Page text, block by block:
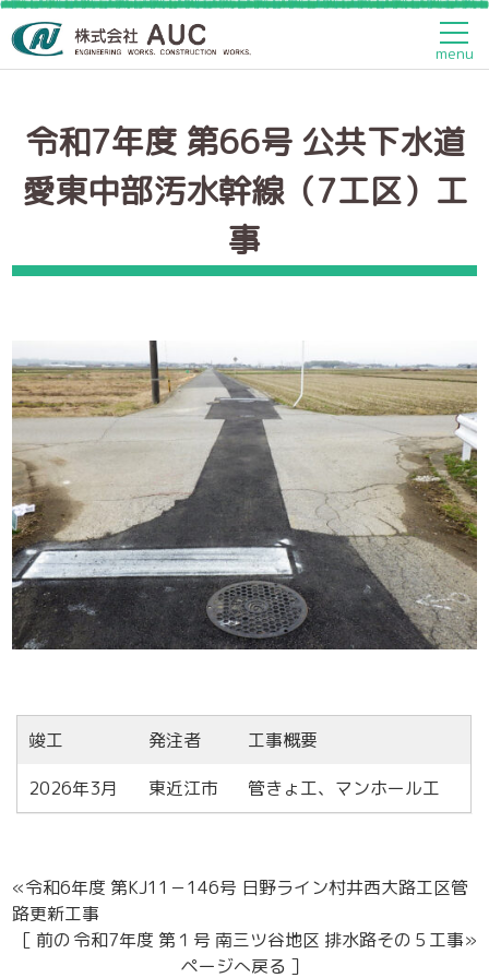
menu
トップページ>土木工事>令和7年度 第66号 公共下水道愛東
中部汚水幹線（7工区）工事
令和7年度 第66号 公共下水道
愛東中部汚水幹線（7工区）工
事
竣工 発注者
工事概要
2026年3月
東近江市 管きょ工、マンホール工
«令和6年度 第KJ11－146号 日野ライン村井西大路工区管
路更新工事
令和7年度 第１号 南三ツ谷地区 排水路その５工事»
［ 前の
ページへ戻る ］